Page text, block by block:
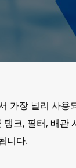
가장 널리 사용
크, 필터, 배
니다.